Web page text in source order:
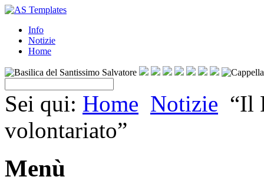
Info
Notizie
Home
Sei qui: Home Notizie “Il
volontariato”
Menù